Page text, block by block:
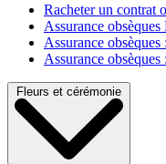
Racheter un contrat
Assurance obsèques
Assurance
Assurance
Fleurs et cérémonie